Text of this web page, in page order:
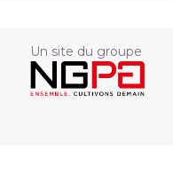
Un site du groupe